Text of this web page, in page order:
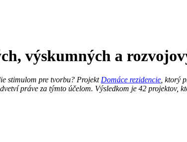
výskumných a
stimulom pre tvorbu? Projekt Domáce rezidencie , ktorý
práve za týmto účelom. Výsledkom je 42 projektov,